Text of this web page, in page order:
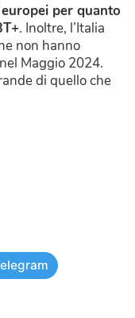
europei per quanto
. Inoltre, l’Italia
non hanno
Maggio 2024.
di quello che